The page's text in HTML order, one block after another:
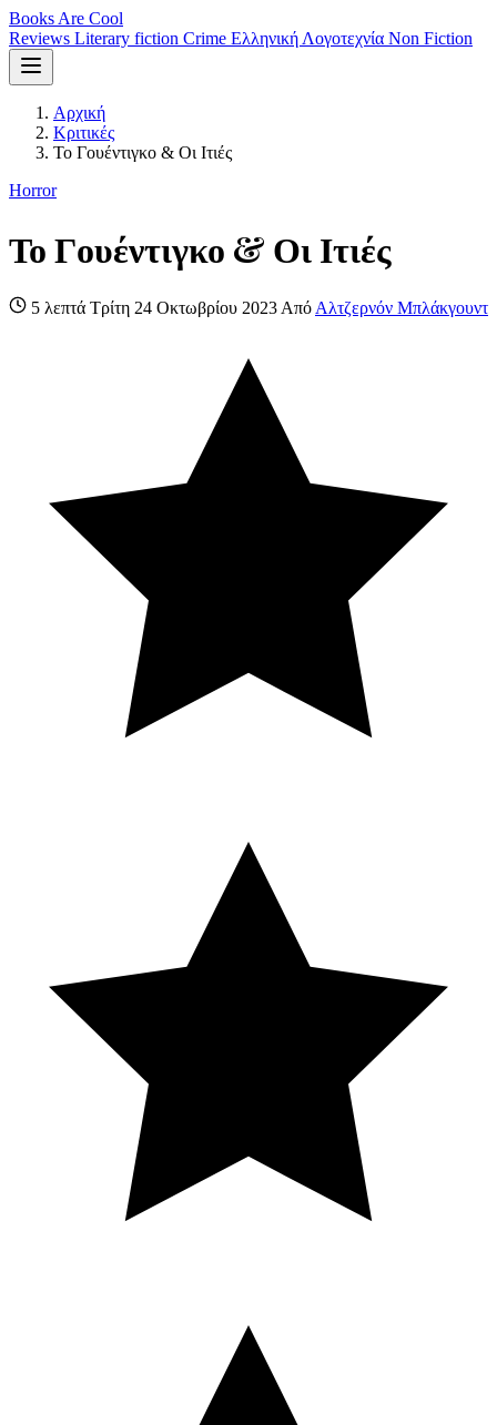
Books Are Cool
Reviews Literary fiction Crime Ελληνική Λογοτεχνία Non Fiction
Αρχική
Κριτικές
Το Γουέντιγκο & Οι Ιτιές
Horror
Το Γουέντιγκο & Οι Ιτιές
5 λεπτά Τρίτη 24 Οκτωβρίου 2023 Από Αλτζερνόν Μπλάκγουντ